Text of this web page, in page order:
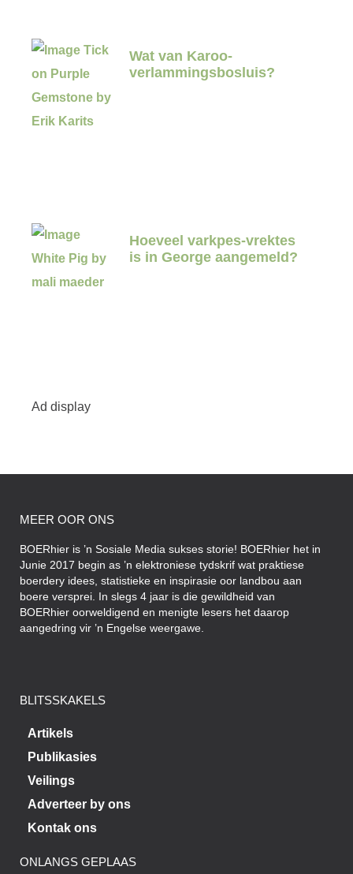
Wat van Karoo-
verlammingsbosluis?
Hoeveel varkpes-vrektes
is in George aangemeld?
Ad display
MEER OOR ONS
BOERhier is ’n Sosiale Media sukses storie! BOERhier het in
Junie 2017 begin as ’n elektroniese tydskrif wat praktiese
boerdery idees, statistieke en inspirasie oor landbou aan
boere versprei. In slegs 4 jaar is die gewildheid van
BOERhier oorweldigend en menigte lesers het daarop
aangedring vir ’n Engelse weergawe.
BLITSSKAKELS
Artikels
Publikasies
Veilings
Adverteer by ons
Kontak ons
ONLANGS GEPLAAS